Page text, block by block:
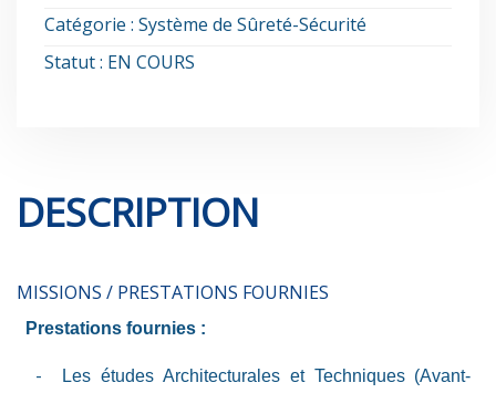
Catégorie : Système de Sûreté-Sécurité
Statut : EN COURS
DESCRIPTION
MISSIONS / PRESTATIONS FOURNIES
Prestations fournies :
-
Les études Architecturales et Techniques (Avant-